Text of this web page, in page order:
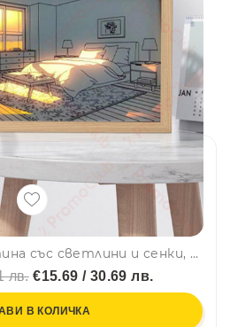
Светеща LED картина със светлини и сенки, модерен минималистичен дизайн, USB захранване - SNOW MOUNTAIN SKY LAKE
лв.€15.69 / 30.69 лв.
В КОЛИЧКА